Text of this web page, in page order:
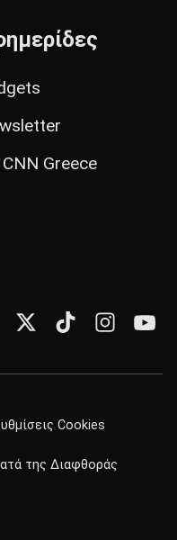
Greece
Cookies
της Διαφθοράς